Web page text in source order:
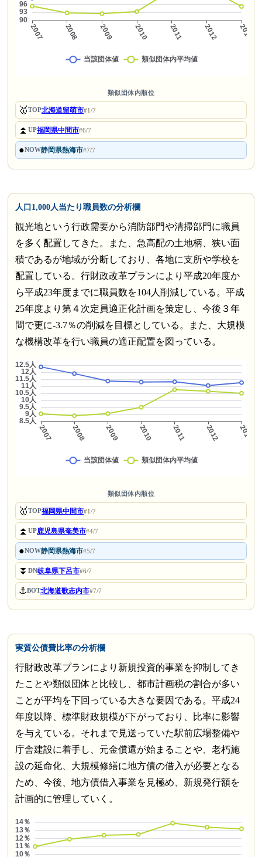
類似団体内順位
🥇TOP北海道留萌市#1/7
⏫UP福岡県中間市#6/7
●NOW静岡県熱海市#7/7
人口1,000人当たり職員数の分析欄
観光地という行政需要から消防部門や清掃部門に職員
を多く配置してきた。また、急高配の土地柄、狭い面
積であるが地域が分断しており、各地に支所や学校を
配置している。行財政改革プランにより平成20年度か
ら平成23年度までに職員数を104人削減している。平成
25年度より第４次定員適正化計画を策定し、今後３年
間で更に-3.7％の削減を目標としている。また、大規模
な機構改革を行い職員の適正配置を図っている。
類似団体内順位
🥇TOP福岡県中間市#1/7
⏫UP鹿児島県奄美市#4/7
●NOW静岡県熱海市#5/7
⏬DN岐阜県下呂市#6/7
⚓BOT北海道歌志内市#7/7
実質公債費比率の分析欄
行財政改革プランにより新規投資的事業を抑制してき
たことや類似団体と比較し、都市計画税の割合が多い
ことが平均を下回っている大きな要因である。平成24
年度以降、標準財政規模が下がっており、比率に影響
を与えている。それまで見送っていた駅前広場整備や
庁舎建設に着手し、元金償還が始まることや、老朽施
設の延命化、大規模修繕に地方債の借入が必要となる
ため、今後、地方債借入事業を見極め、新規発行額を
計画的に管理していく。